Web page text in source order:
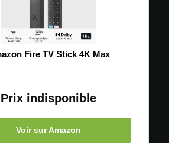
Fire TV Stick 4K Max
Prix indisponible
Voir sur Amazon